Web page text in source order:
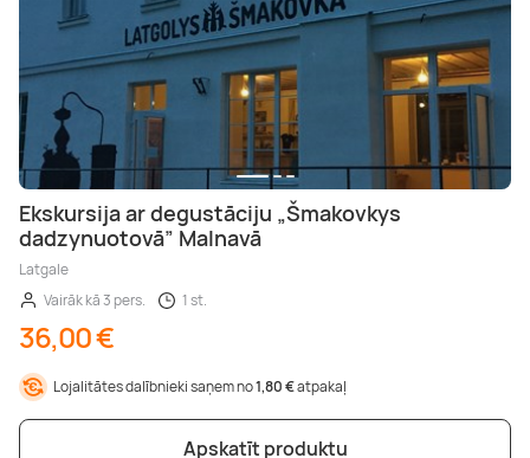
Ekskursija ar degustāciju „Šmakovkys
dadzynuotovā” Malnavā
Latgale
Vairāk kā 3 pers.
1 st.
36,00 €
Lojalitātes dalībnieki saņem no1,80 €atpakaļ
Apskatīt produktu